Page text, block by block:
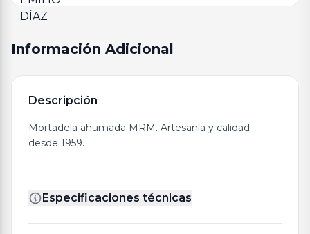
Información Adicional
Descripción
Mortadela ahumada MRM. Artesanía y calidad
desde 1959.
Especificaciones técnicas